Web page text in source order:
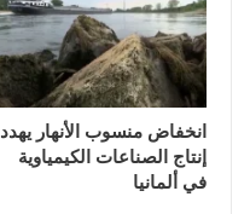
انخفاض منسوب الأنهار يهدد
إنتاج الصناعات الكيمياوية
في ألمانيا